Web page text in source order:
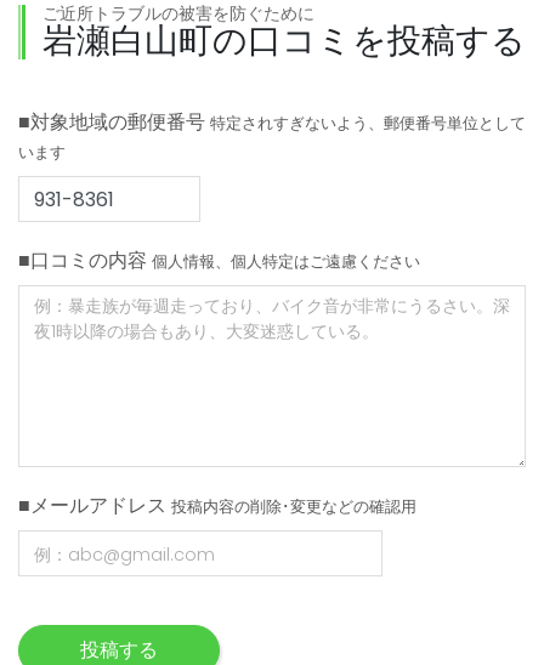
ご近所トラブルの被害を防ぐために
岩瀬白山町の口コミを投稿する
■対象地域の郵便番号 特定されすぎないよう、郵便番号単位として
います
■口コミの内容 個人情報、個人特定はご遠慮ください
■メールアドレス 投稿内容の削除･変更などの確認用
投稿する